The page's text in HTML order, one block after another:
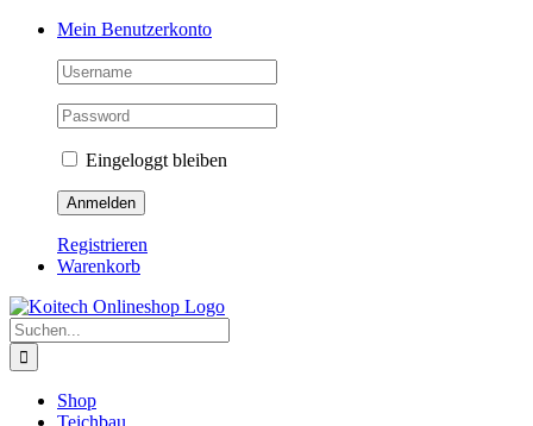
Skip
Mein Benutzerkonto
Eingeloggt bleiben
Registrieren
Warenkorb
Suche
nach:
Shop
Teichbau